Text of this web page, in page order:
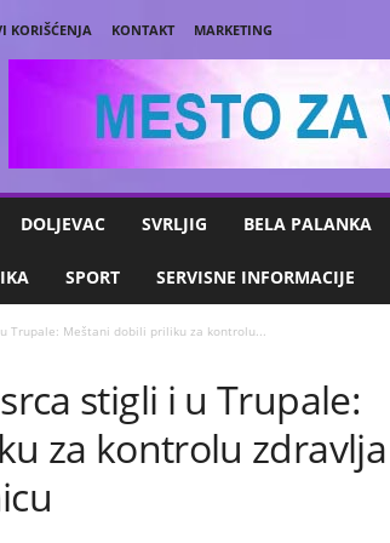
KORIŠĆENJA KONTAKT
MARKETING
DOLJEVAC SVRLJIG BELA PALANKA
SPORT SERVISNE INFORMACIJE
Trupale: Meštani dobili priliku za kontrolu...
stigli i u Trupale:
za kontrolu zdravlja